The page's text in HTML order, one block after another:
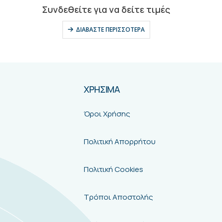
ΧΡΗΣΙΜΑ
Όροι Χρήσης
Πολιτική Απορρήτου
Πολιτική Cookies
Τρόποι Αποστολής